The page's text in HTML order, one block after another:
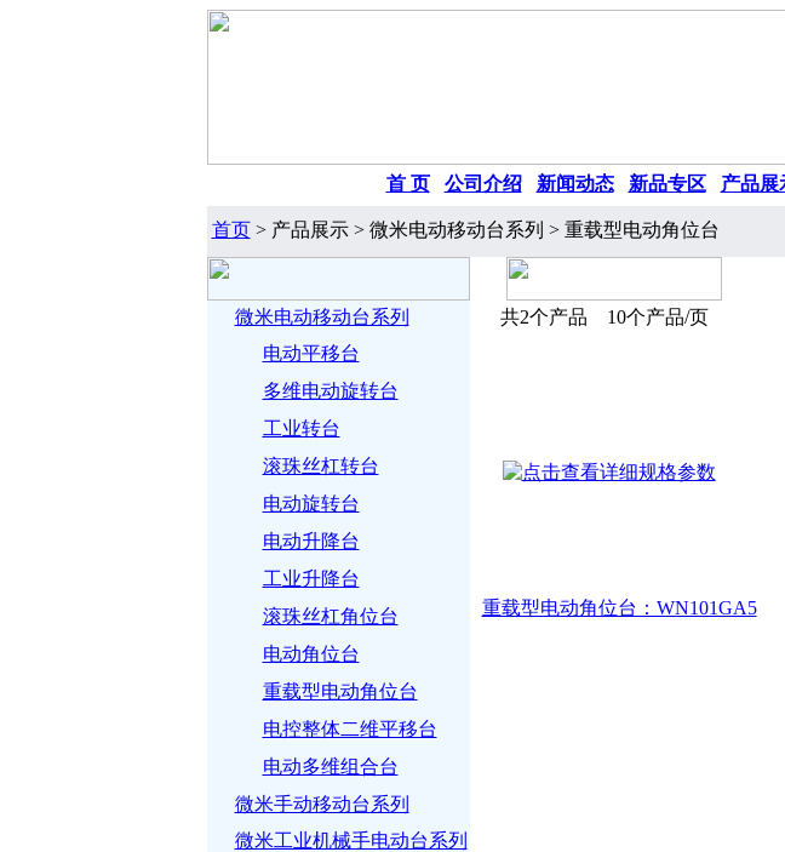
首 页| 公司介绍| 新闻动态| 新品专区| 产品展
首页> 产品展示 > 微米电动移动台系列 > 重载型电动角位台
微米电动移动台系列
电动平移台
多维电动旋转台
工业转台
滚珠丝杠转台
电动旋转台
电动升降台
工业升降台
滚珠丝杠角位台
电动角位台
重载型电动角位台
电控整体二维平移台
电动多维组合台
微米手动移动台系列
微米工业机械手电动台系列
共2个产品 10个产品/页
重载型电动角位台：WN101GA5